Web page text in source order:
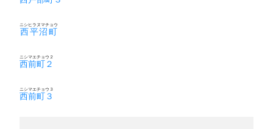
西平沼町
ニシヒラヌマチョウ
西前町２
ニシマエチョウ２
西前町３
ニシマエチョウ３